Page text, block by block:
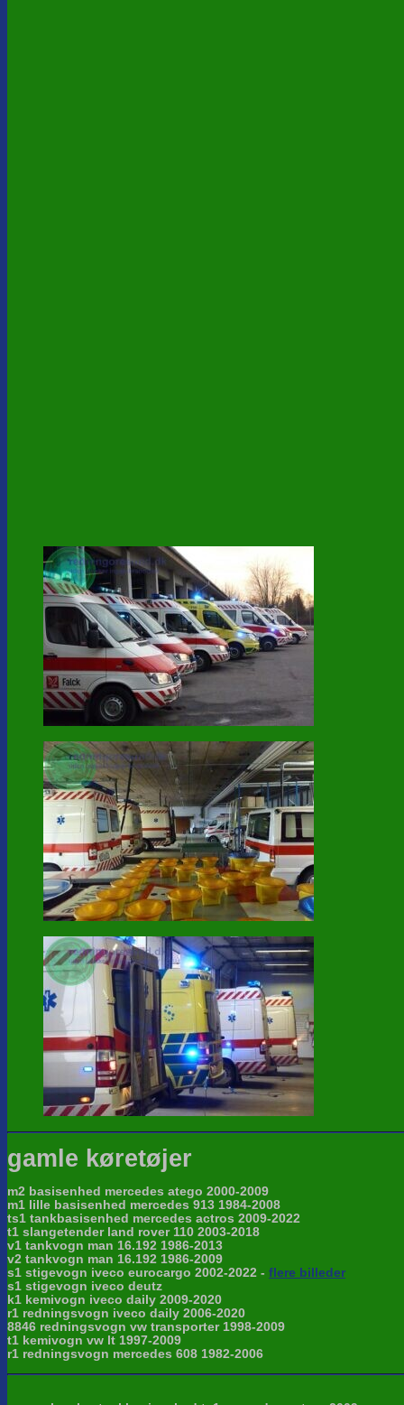
gamle køretøjer
m2 basisenhed mercedes atego 2000-2009
m1 lille basisenhed mercedes 913 1984-2008
ts1 tankbasisenhed mercedes actros 2009-2022
t1 slangetender land rover 110 2003-2018
v1 tankvogn man 16.192 1986-2013
v2 tankvogn man 16.192 1986-2009
s1 stigevogn iveco eurocargo 2002-2022 - flere billeder
s1 stigevogn iveco deutz
k1 kemivogn iveco daily 2009-2020
r1 redningsvogn iveco daily 2006-2020
8846 redningsvogn vw transporter 1998-2009
t1 kemivogn vw lt 1997-2009
r1 redningsvogn mercedes 608 1982-2006